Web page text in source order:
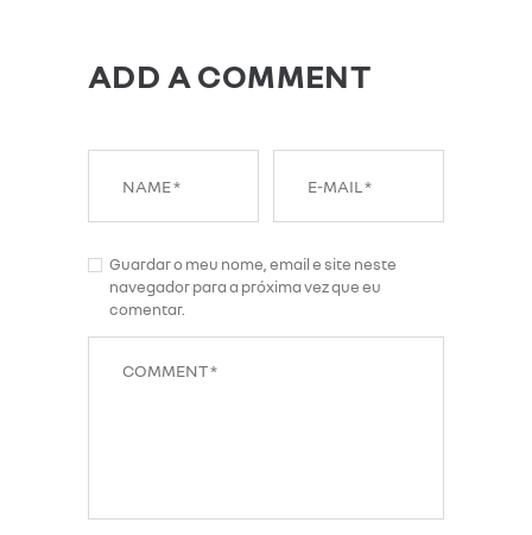
ADD A COMMENT
Guardar o meu nome, email e site neste
navegador para a próxima vez que eu
comentar.